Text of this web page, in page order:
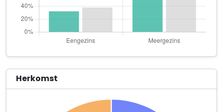
Annette Weers
Van der Lubbehof 23
A. Verhoef
Herkomst